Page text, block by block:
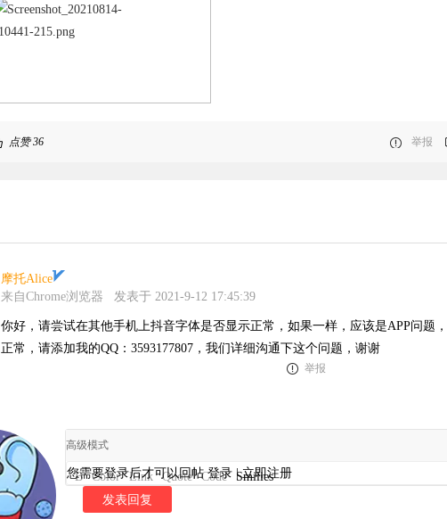
点赞36 举报
摩托Alice
来自Chrome浏览器
发表于 2021-9-12 17:45:39
你好，请尝试在其他手机上抖音字体是否显示正常，如果一样，应该是APP问题
正常，请添加我的QQ：3593177807，我们详细沟通下这个问题，谢谢
举报
高级模式
B Color Link Quote Code Smilies
您需要登录后才可以回帖登录 |立即注册
发表回复